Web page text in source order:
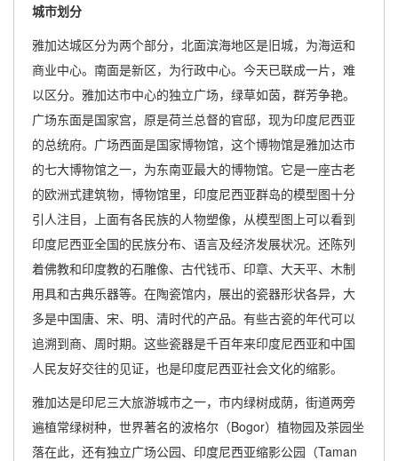
城市划分
雅加达城区分为两个部分，北面滨海地区是旧城，为海运和
商业中心。南面是新区，为行政中心。今天已联成一片，难
以区分。雅加达市中心的独立广场，绿草如茵，群芳争艳。
广场东面是国家宫，原是荷兰总督的官邸，现为印度尼西亚
的总统府。广场西面是国家博物馆，这个博物馆是雅加达市
的七大博物馆之一，为东南亚最大的博物馆。它是一座古老
的欧洲式建筑物，博物馆里，印度尼西亚群岛的模型图十分
引人注目，上面有各民族的人物塑像，从模型图上可以看到
印度尼西亚全国的民族分布、语言及经济发展状况。还陈列
着佛教和印度教的石雕像、古代钱币、印章、大天平、木制
用具和古典乐器等。在陶瓷馆内，展出的瓷器形状各异，大
多是中国唐、宋、明、清时代的产品。有些古瓷的年代可以
追溯到商、周时期。这些瓷器是千百年来印度尼西亚和中国
人民友好交往的见证，也是印度尼西亚社会文化的缩影。
雅加达是印尼三大旅游城市之一，市内绿树成荫，街道两旁
遍植常绿树种，世界著名的波格尔（Bogor）植物园及茶园坐
落在此，还有独立广场公园、印度尼西亚缩影公园（Taman